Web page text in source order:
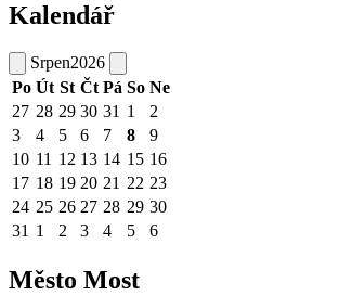
Kalendář
Srpen2026
Po Út St Čt Pá So Ne
27 28 29 30 31 1
2
3
4 5 6 7 8
9
10 11 12 13 14 15 16
17 18 19 20 21 22 23
24 25 26 27 28 29 30
31 1 2 3 4 5 6
Město Most